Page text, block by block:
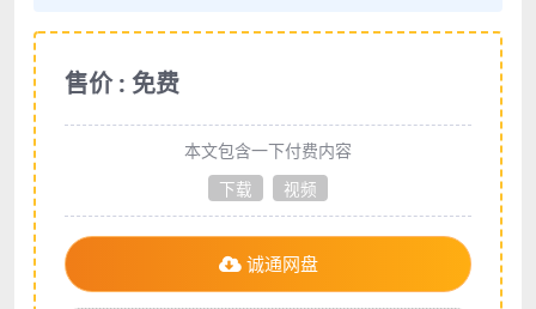
售价 : 免费
本文包含一下付费内容
下载
视频
诚通网盘